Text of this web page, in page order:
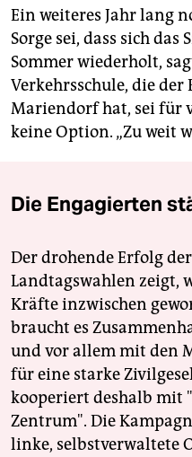
Ein weiteres Jahr lang
Sorge sei, dass sich
Sommer wiederholt,
Verkehrsschule, die
Mariendorf hat, sei für
keine Option. „Zu weit
Die Engagierten
Der drohende Erfolg
Landtagswahlen zeigt,
Kräfte inzwischen
braucht es
und vor allem mit den
für eine starke
kooperiert deshalb mit
Zentrum". Die
linke, selbstverwaltete